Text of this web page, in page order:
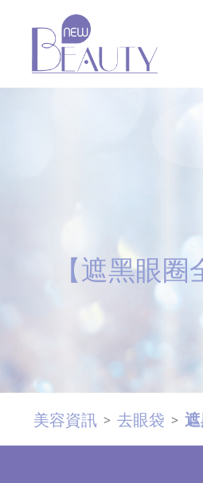
【遮黑眼
美容資訊 > 去眼袋 >